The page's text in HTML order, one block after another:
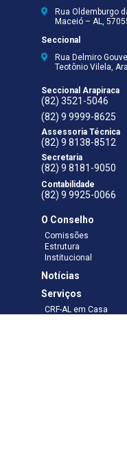
Rua Oldemburgo
Maceió – AL,
Seccional
Rua Delmiro
Teotônio Vilela,
Seccional Arapiraca
(82) 3521-5046
(82) 9 9999-8625
Assessoria Técnica
(82) 9 8138-8512
Secretaria
(82) 9 8181-9050
Contabilidade
(82) 9 9925-0066
O Conselho
Comissões
Estrutura
Institucional
Notícias
Serviços
CRF-AL em Casa